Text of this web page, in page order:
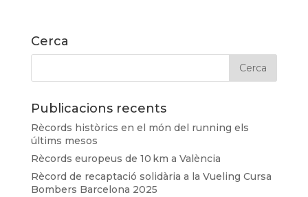
Cerca
Publicacions recents
Rècords històrics en el món del running els
últims mesos
Rècords europeus de 10 km a València
Rècord de recaptació solidària a la Vueling Cursa
Bombers Barcelona 2025